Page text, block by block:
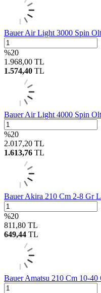
Bauer Air Light 3000 Spin
%20
1.968,00 TL
1.574,40 TL
Bauer Air Light 4000 Spin
%20
2.017,20 TL
1.613,76 TL
Bauer Akira 210 Cm 2-8 Gr
%20
811,80 TL
649,44 TL
Bauer Amatsu 210 Cm 10-40